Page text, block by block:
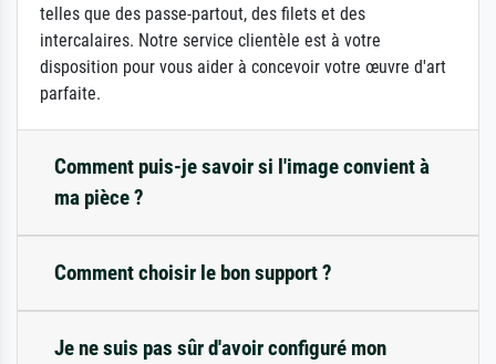
telles que des passe-partout, des filets et des
intercalaires. Notre service clientèle est à votre
disposition pour vous aider à concevoir votre œuvre d'art
parfaite.
Comment puis-je savoir si l'image convient à
ma pièce ?
Comment choisir le bon support ?
Je ne suis pas sûr d'avoir configuré mon